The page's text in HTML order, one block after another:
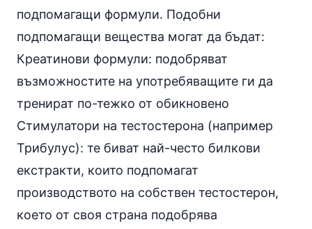
подпомагащи формули. Подобни
подпомагащи вещества могат да бъдат:
Креатинови формули: подобряват
възможностите на употребяващите ги да
тренират по-тежко от обикновено
Стимулатори на тестостерона (например
Трибулус): те биват най-често билкови
екстракти, които подпомагат
производството на собствен тестостерон,
което от своя страна подобрява